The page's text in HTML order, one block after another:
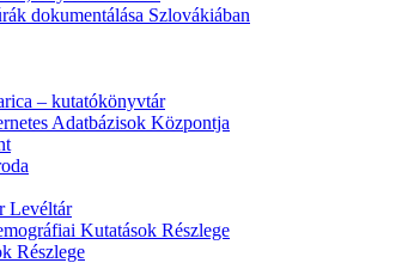
dokumentálása Szlovákiában
– kutatókönyvtár
Adatbázisok Központja
Levéltár
Kutatások Részlege
Részlege